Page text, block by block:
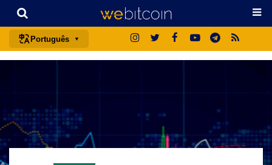
Português
français
italiano